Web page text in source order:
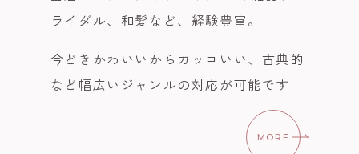
ライダル、和髪など、経験豊富。
今どきかわいいからカッコいい、古典的
など幅広いジャンルの対応が可能です
MORE